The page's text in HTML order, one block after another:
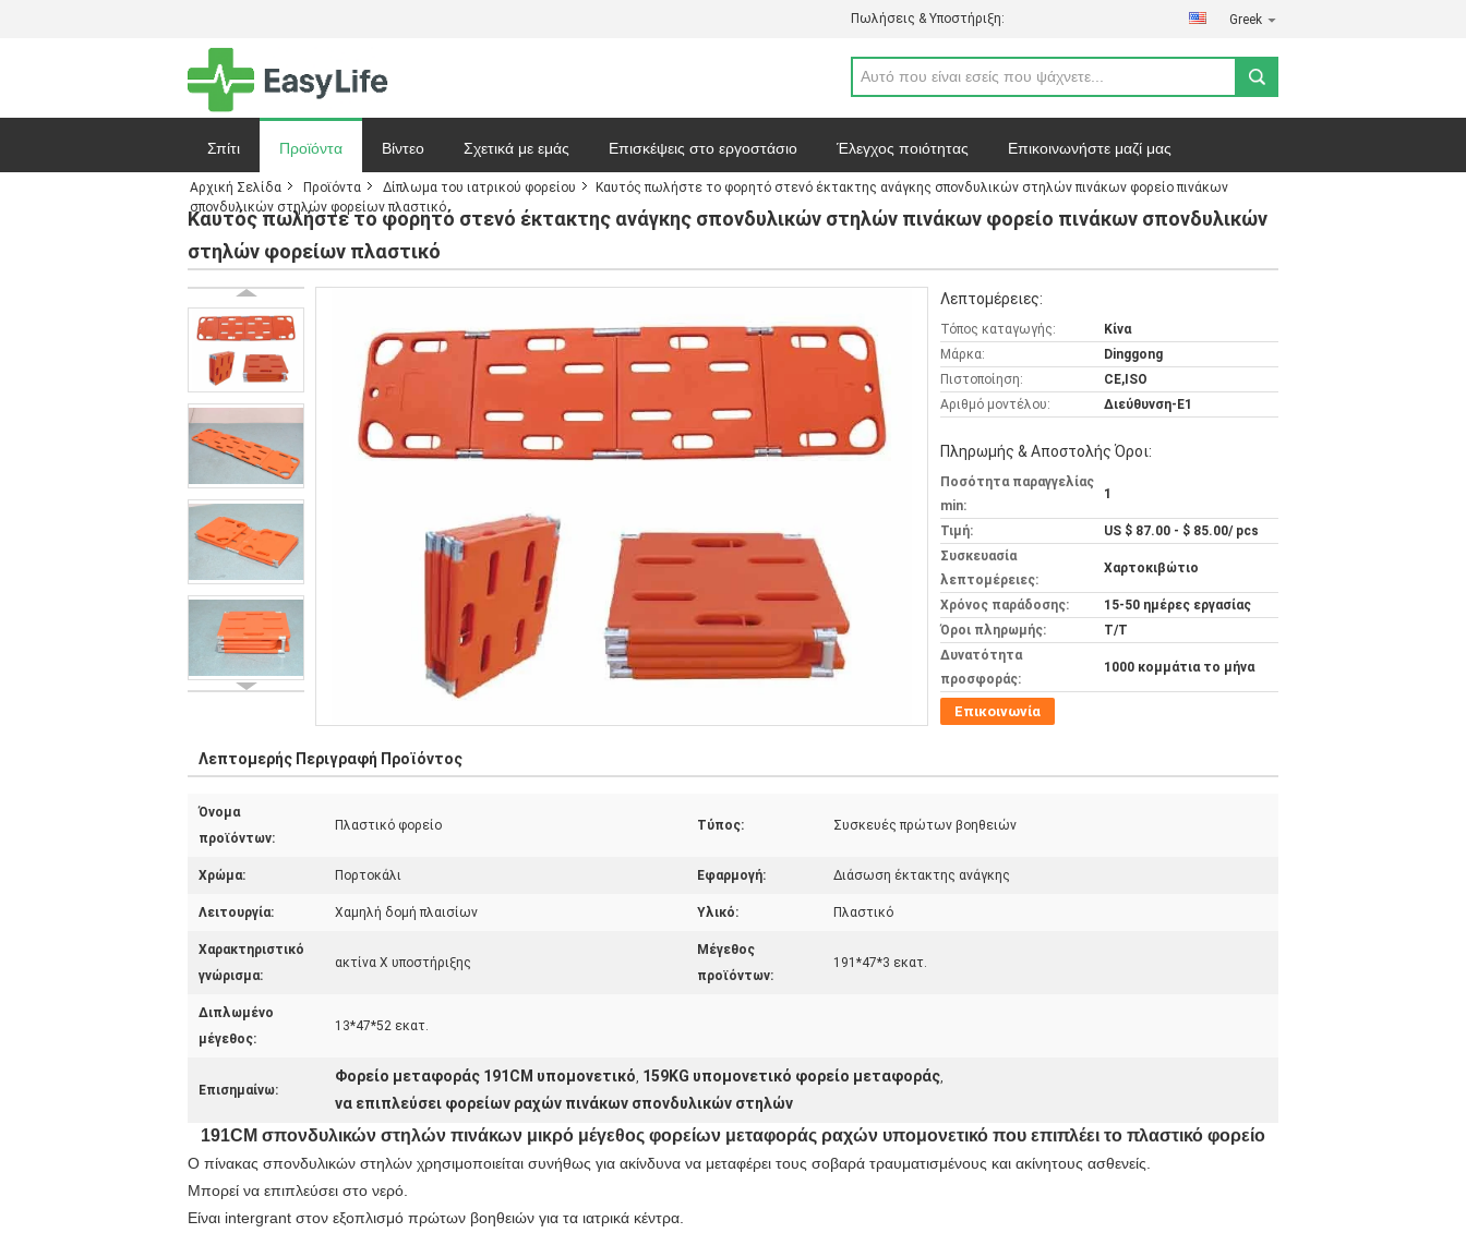
Πωλήσεις & Υποστήριξη: Greek
Σπίτι Προϊόντα Βίντεο Σχετικά με εμάς Επισκέψεις στο εργοστάσιο Έλεγχος ποιότητας Επικοινωνήστε μαζί μας
Ζητήστε ένα απόσπασμα Ειδήσεις Χάρτης ιστοσελίδας Πολιτική απορρήτου Υποθέσεις
Αρχική Σελίδα Προϊόντα Δίπλωμα του ιατρικού φορείου
Καυτός πωλήστε το φορητό στενό έκτακτης ανάγκης σπονδυλικών στηλών πινάκων φορείο πινάκων
σπονδυλικών στηλών φορείων πλαστικό
Καυτός πωλήστε το φορητό στενό έκτακτης ανάγκης σπονδυλικών στηλών πινάκων φορείο πινάκων σπονδυλικών
στηλών φορείων πλαστικό
Λεπτομέρειες:
Τόπος καταγωγής:
Κίνα
Μάρκα:
Dinggong
Πιστοποίηση:
CE,ISO
Αριθμό μοντέλου:
Διεύθυνση-E1
Πληρωμής & Αποστολής Όροι:
Ποσότητα παραγγελίας
min:
1
Τιμή:
US $ 87.00 - $ 85.00/ pcs
Συσκευασία
λεπτομέρειες:
Χαρτοκιβώτιο
Χρόνος παράδοσης:
15-50 ημέρες εργασίας
Όροι πληρωμής:
T/T
Δυνατότητα
προσφοράς:
1000 κομμάτια το μήνα
Επικοινωνία
Λεπτομερής Περιγραφή Προϊόντος
Όνομα
προϊόντων:
Πλαστικό φορείο Τύπος: Συσκευές πρώτων βοηθειών
Χρώμα: Πορτοκάλι Εφαρμογή: Διάσωση έκτακτης ανάγκης
Λειτουργία: Χαμηλή δομή πλαισίων Υλικό: Πλαστικό
Χαρακτηριστικό
γνώρισμα:
ακτίνα X υποστήριξης
Μέγεθος
προϊόντων:
191*47*3 εκατ.
Διπλωμένο
μέγεθος:
13*47*52 εκατ.
Επισημαίνω:
Φορείο μεταφοράς 191CM υπομονετικό, 159KG υπομονετικό φορείο μεταφοράς,
να επιπλεύσει φορείων ραχών πινάκων σπονδυλικών στηλών
191CM σπονδυλικών στηλών πινάκων μικρό μέγεθος φορείων μεταφοράς ραχών υπομονετικό που επιπλέει το πλαστικό φορείο
Ο πίνακας σπονδυλικών στηλών χρησιμοποιείται συνήθως για ακίνδυνα να μεταφέρει τους σοβαρά τραυματισμένους και ακίνητους ασθενείς.
Μπορεί να επιπλεύσει στο νερό.
Είναι intergrant στον εξοπλισμό πρώτων βοηθειών για τα ιατρικά κέντρα.